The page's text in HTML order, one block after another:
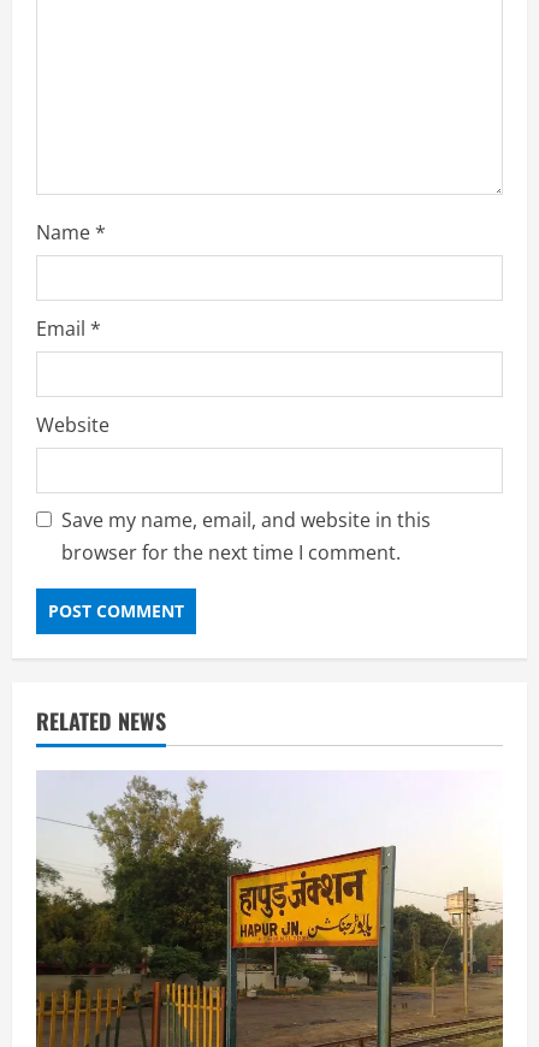
Name*
Email *
Website
Save my name, email, and website in this
browser for the next time I comment.
RELATED NEWS